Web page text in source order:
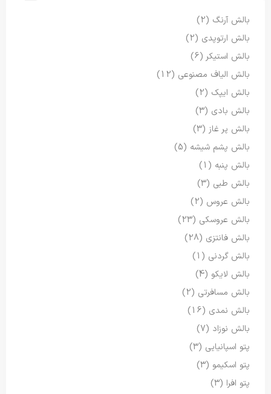
بالش آرنگ (2)
بالش ارتوپدی (2)
بالش استیکر (6)
بالش الیاف مصنوعی (12)
بالش ایپک (2)
بالش بادی (3)
بالش پر غاز (3)
بالش پشم شیشه (5)
بالش پنبه (1)
بالش طبی (3)
بالش عروس (2)
بالش عروسکی (23)
بالش فانتزی (28)
بالش گردنی (1)
بالش لایکو (4)
بالش مسافرتی (2)
بالش نمدی (16)
بالش نوزاد (7)
پتو اسپانیایی (3)
پتو اسکیمو (3)
پتو افرا (3)